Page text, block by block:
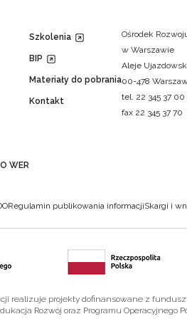
WER
Szkolenia
BIP
Materiały do pobrania
Kontakt
Ośrodek
w Warszawie
Aleje
00-478
tel. 22 345 37 00
fax 22 345 37 70
Regulamin publikowania informacjiSkargi i
realizuje projekty dofinansowane z
Rozwój oraz Programu Operacyjnego